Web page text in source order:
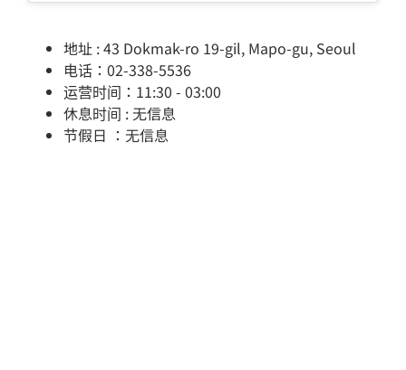
地址 : 43 Dokmak-ro 19-gil, Mapo-gu, Seoul
电话：02-338-5536
运营时间：11:30 - 03:00
休息时间 : 无信息
节假日 ：无信息